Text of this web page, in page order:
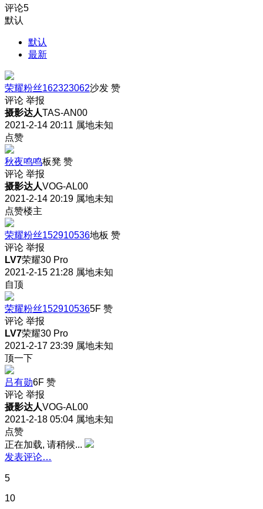
评论5
默认
默认
最新
荣耀粉丝162323062沙发 赞
评论 举报
摄影达人TAS-AN00
2021-2-14 20:11 属地未知
点赞
秋夜鸣鸣板凳 赞
评论 举报
摄影达人VOG-AL00
2021-2-14 20:19 属地未知
点赞楼主
荣耀粉丝152910536地板 赞
评论 举报
LV7荣耀30 Pro
2021-2-15 21:28 属地未知
自顶
荣耀粉丝1529105365F 赞
评论 举报
LV7荣耀30 Pro
2021-2-17 23:39 属地未知
顶一下
吕有勋6F 赞
评论 举报
摄影达人VOG-AL00
2021-2-18 05:04 属地未知
点赞
正在加载, 请稍候...
发表评论…
5
10